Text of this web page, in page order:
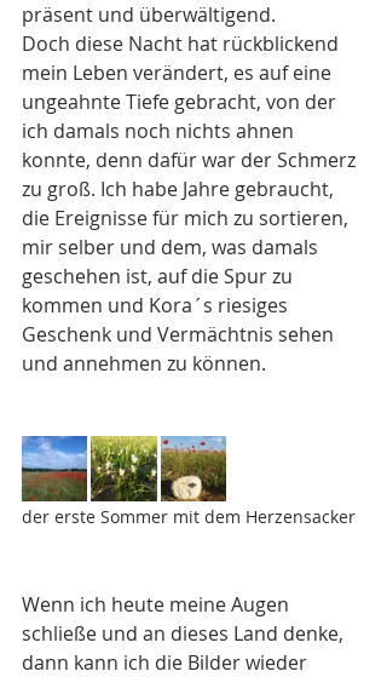
präsent und überwältigend.
Doch diese Nacht hat rückblickend
mein Leben verändert, es auf eine
ungeahnte Tiefe gebracht, von der
ich damals noch nichts ahnen
konnte, denn dafür war der Schmerz
zu groß. Ich habe Jahre gebraucht,
die Ereignisse für mich zu sortieren,
mir selber und dem, was damals
geschehen ist, auf die Spur zu
kommen und Kora´s riesiges
Geschenk und Vermächtnis sehen
und annehmen zu können.
der erste Sommer mit dem Herzensacker
Wenn ich heute meine Augen
schließe und an dieses Land denke,
dann kann ich die Bilder wieder